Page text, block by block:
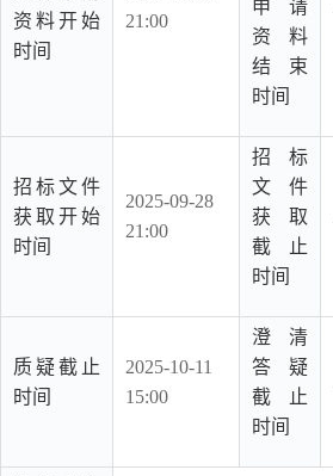
资料开始
时间
21:00
申请
资料
结束
时间
招标文件
获取开始
时间
2025-09-28
21:00
招标
文件
获取
截止
时间
质疑截止
时间
2025-10-11
15:00
澄清
答疑
截止
时间